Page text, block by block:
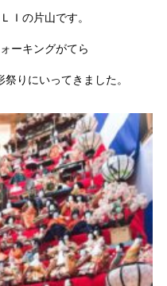
Ｉの片山です。
ーキングがてら
りにいってきました。